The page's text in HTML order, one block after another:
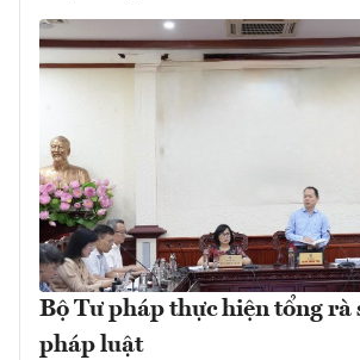
Bộ Tư pháp thực hiện tổng rà
pháp luật